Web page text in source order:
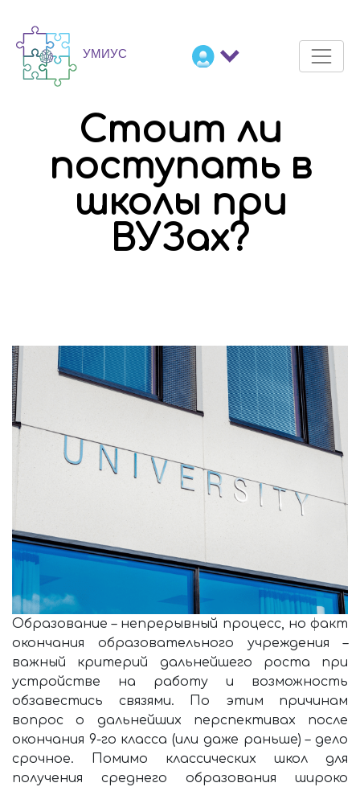
Стоит ли
поступать в
школы при
ВУЗах?
Образование – непрерывный процесс, но факт
окончания образовательного учреждения –
важный критерий дальнейшего роста при
устройстве на работу и возможность
обзавестись связями. По этим причинам
вопрос о дальнейших перспективах после
окончания 9-го класса (или даже раньше) – дело
срочное. Помимо классических школ для
получения среднего образования широко